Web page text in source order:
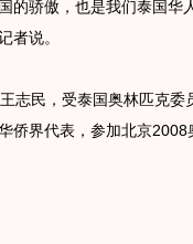
的骄傲，也是我们泰国华
者说。
民，受泰国奥林匹克委
侨界代表，参加北京2008